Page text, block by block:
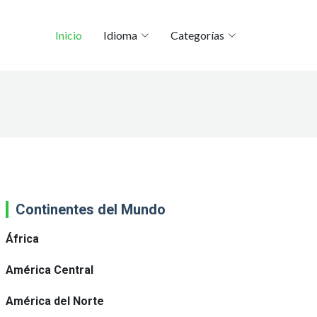
Inicio Idioma Categorías
Continentes del Mundo
África
América Central
América del Norte